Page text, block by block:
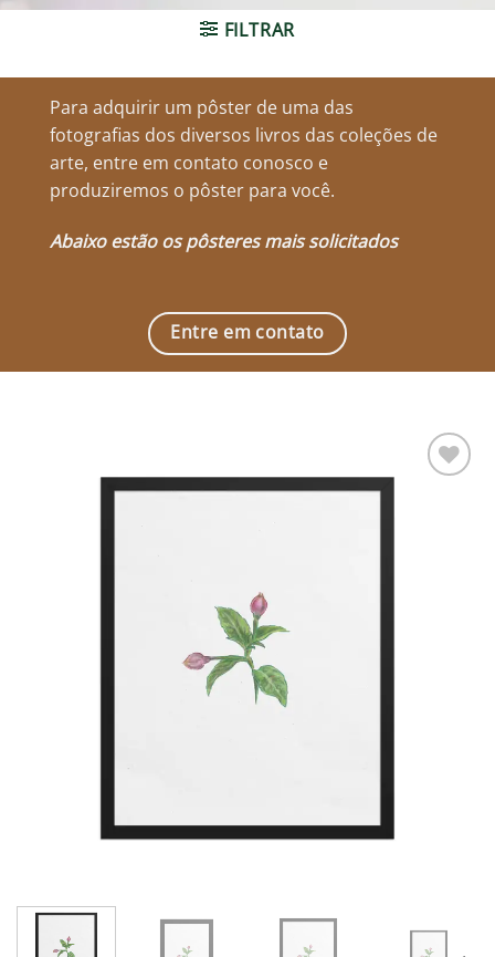
FILTRAR
Para adquirir um pôster de uma das
fotografias dos diversos livros das coleções de
arte, entre em contato conosco e
produziremos o pôster para você.
Abaixo estão os pôsteres mais solicitados
Entre em contato